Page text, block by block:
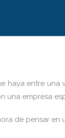
entre
empresa
de pensar